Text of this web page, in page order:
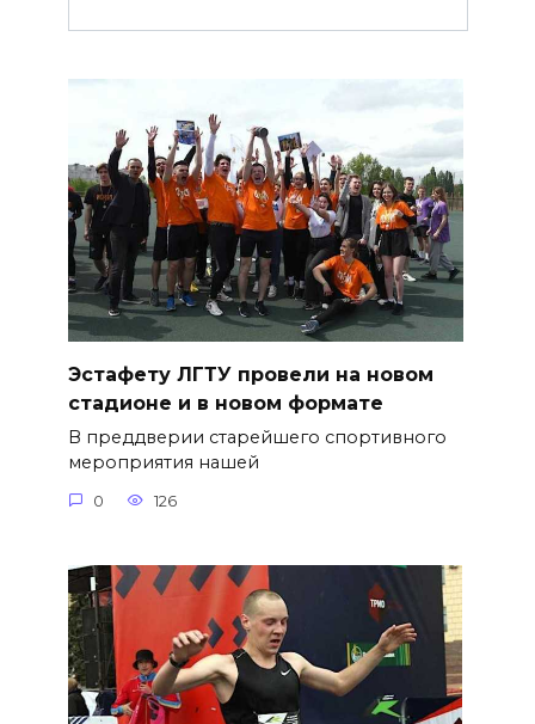
Эстафету ЛГТУ провели на новом
стадионе и в новом формате
В преддверии старейшего спортивного
мероприятия нашей
0 126